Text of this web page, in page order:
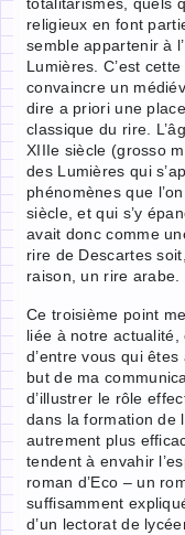
religieux en font
semble appartenir à
Lumières. C’est
convaincre un
dire a priori une
classique du rire.
XIIIe siècle (grosso
des Lumières qui
phénomènes que
siècle, et qui s’y
avait donc comme
rire de Descartes
raison, un rire arabe.
Ce troisième point
liée à notre actualité,
d’entre vous qui
but de ma
d’illustrer le rôle
dans la formation de
autrement plus
tendent à envahir
roman d’Eco – un
suffisamment
d’un lectorat de